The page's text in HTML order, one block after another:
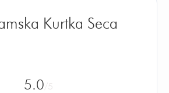
Kurtka Seca
5.0 /5